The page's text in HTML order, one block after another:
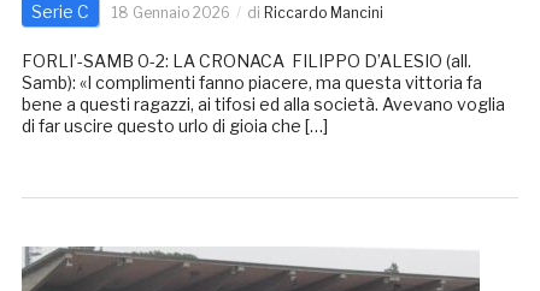
Serie C 18 Gennaio 2026 di Riccardo Mancini
FORLI’-SAMB 0-2: LA CRONACA FILIPPO D’ALESIO (all.
Samb): «I complimenti fanno piacere, ma questa vittoria fa
bene a questi ragazzi, ai tifosi ed alla società. Avevano voglia
di far uscire questo urlo di gioia che […]